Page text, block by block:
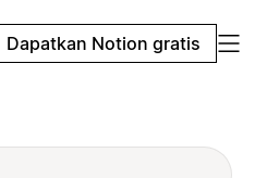
Dapatkan Notion gratis